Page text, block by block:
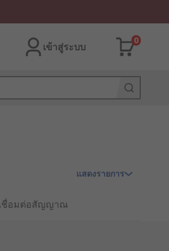
เข้าสู่ระบบ
0
เชื่อมต่อสัญญาณ
แสดงรายการ